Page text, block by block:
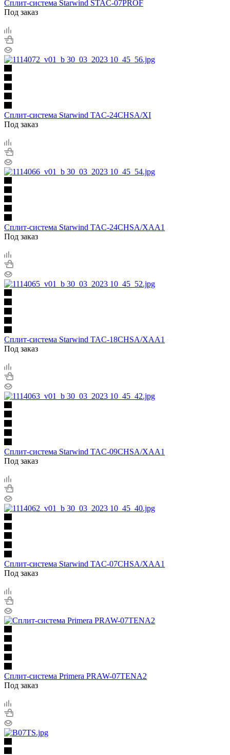
Сплит-система Starwind STAC-07PROF
Под заказ
Сплит-система Starwind TAC-24CHSA/XI
Под заказ
Сплит-система Starwind TAC-24CHSA/XAA1
Под заказ
Сплит-система Starwind TAC-18CHSA/XAA1
Под заказ
Сплит-система Starwind TAC-09CHSA/XAA1
Под заказ
Сплит-система Starwind TAC-07CHSA/XAA1
Под заказ
Сплит-система Primera PRAW-07TENA2
Под заказ